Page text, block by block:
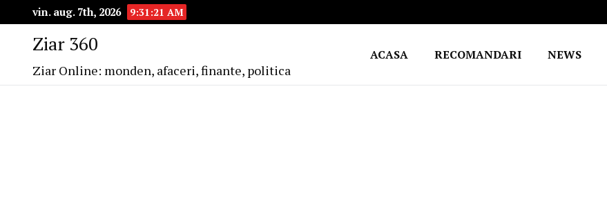
vin. aug. 7th, 2026 9:31:21 AM
Ziar 360
Ziar Online: monden, afaceri, finante, politica
ACASA RECOMANDARI NEWS